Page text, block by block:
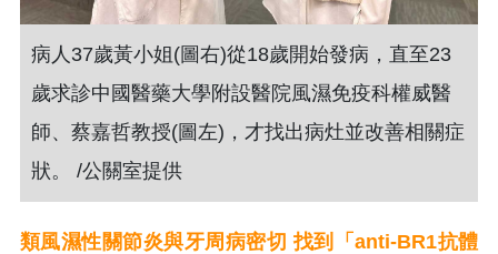
病人37歲黃小姐(圖右)從18歲開始發病，直至23
歲求診中國醫藥大學附設醫院風濕免疫科權威醫
師、蔡嘉哲教授(圖左)，才找出病灶並改善相關症
狀。 /公關室提供
類風濕性關節炎與牙周病密切 找到「anti-BR1抗體